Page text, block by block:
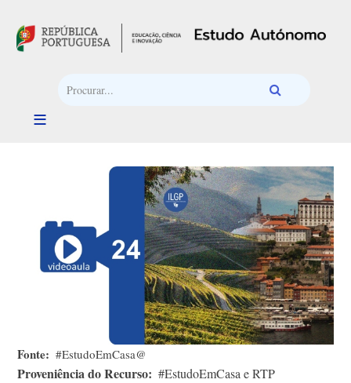
Fonte #EstudoEmCasa@
Proveniência do Recurso #EstudoEmCasa e RTP